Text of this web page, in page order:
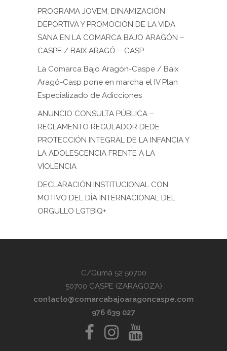
PROGRAMA JOVEM: DINAMIZACIÓN
DEPORTIVA Y PROMOCIÓN DE LA VIDA
SANA EN LA COMARCA BAJO ARAGÓN –
CASPE / BAIX ARAGÓ – CASP
La Comarca Bajo Aragón-Caspe / Baix
Aragó-Casp pone en marcha el IV Plan
Especializado de Adicciones
ANUNCIO CONSULTA PÚBLICA –
REGLAMENTO REGULADOR DEDE
PROTECCIÓN INTEGRAL DE LA INFANCIA Y
LA ADOLESCENCIA FRENTE A LA
VIOLENCIA
DECLARACIÓN INSTITUCIONAL CON
MOTIVO DEL DÍA INTERNACIONAL DEL
ORGULLO LGTBIQ+
C/Gumá 52 50700
50700 CASPE (ZARAGOZA)
contacto@comarcabajoaragoncaspe.com
976 639 027